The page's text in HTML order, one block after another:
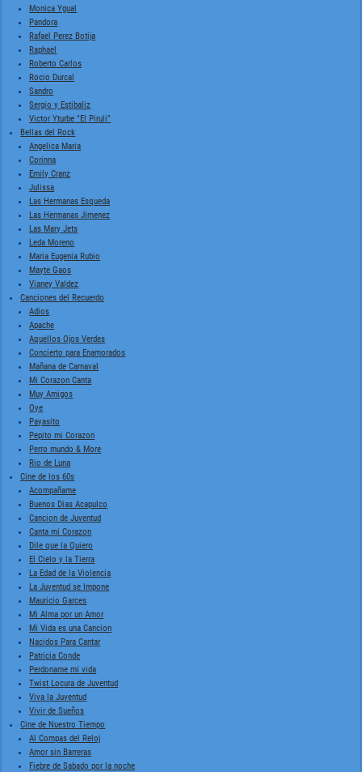
Monica Ygual
Pandora
Rafael Perez Botija
Raphael
Roberto Carlos
Rocio Durcal
Sandro
Sergio y Estibaliz
Victor Yturbe "El Piruli"
Bellas del Rock
Angelica Maria
Corinna
Emily Cranz
Julissa
Las Hermanas Esqueda
Las Hermanas Jimenez
Las Mary Jets
Leda Moreno
Maria Eugenia Rubio
Mayte Gaos
Vianey Valdez
Canciones del Recuerdo
Adios
Apache
Aquellos Ojos Verdes
Concierto para Enamorados
Mañana de Carnaval
Mi Corazon Canta
Muy Amigos
Oye
Payasito
Pepito mi Corazon
Perro mundo & More
Rio de Luna
Cine de los 60s
Acompañame
Buenos Dias Acapulco
Cancion de Juventud
Canta mi Corazon
Dile que la Quiero
El Cielo y la Tierra
La Edad de la Violencia
La Juventud se Impone
Mauricio Garces
Mi Alma por un Amor
Mi Vida es una Cancion
Nacidos Para Cantar
Patricia Conde
Perdoname mi vida
Twist Locura de Juventud
Viva la Juventud
Vivir de Sueños
Cine de Nuestro Tiempo
Al Compas del Reloj
Amor sin Barreras
Fiebre de Sabado por la noche